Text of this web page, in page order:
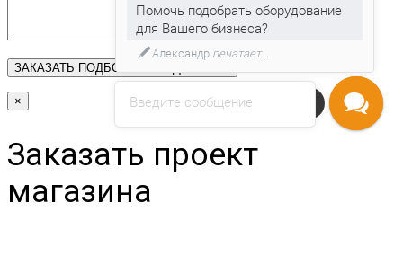
×
Заказать проект
магазина
Напишите нам
Введите сообщение
Помочь подобрать оборудование
для Вашего бизнеса?
Александр печатает...